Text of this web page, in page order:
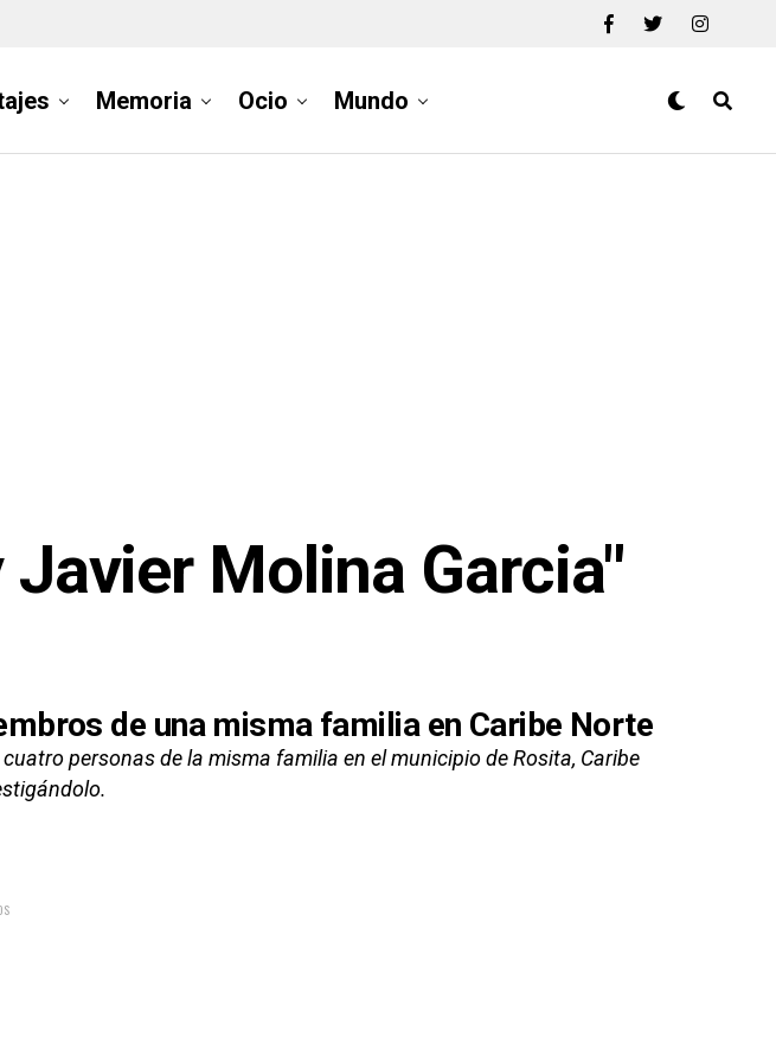
Memoria Ocio Mundo
Molina Garcia"
de una misma familia en Caribe Norte
personas de la misma familia en el municipio de Rosita, Caribe